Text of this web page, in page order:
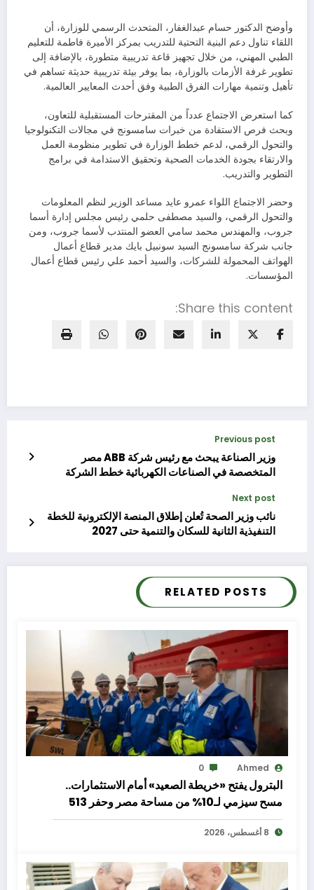
وأوضح الدكتور حسام عبدالغفار، المتحدث الرسمي للوزارة، أن
اللقاء تناول دعم البنية التحتية للتدريب بمركز الأميرة فاطمة للتعليم
الطبي المهني، من خلال تجهيز قاعة تدريبية متطورة، بالإضافة إلى
تطوير غرفة الأزمات بالوزارة، بما يوفر بيئة تدريبية حديثة تساهم في
تأهيل وتنمية مهارات الفرق الطبية وفق أحدث المعايير العالمية.
كما استعرض الاجتماع عدداً من المقترحات المستقبلية للتعاون،
وبحث فرص الاستفادة من خبرات سامسونج في مجالات التكنولوجيا
والتحول الرقمي، لدعم خطط الوزارة في تطوير منظومة العمل
والارتقاء بجودة الخدمات الصحية وتحقيق الاستدامة في برامج
التطوير والتدريب.
وحضر الاجتماع اللواء عمرو عايد مساعد الوزير لنظم المعلومات
والتحول الرقمي، والسيد مصطفى حلمي رئيس مجلس إدارة أسما
جروب، والمهندس محمد سامي العضو المنتدب لأسما جروب، ومن
جانب شركة سامسونج السيد سونبيل بايك مدير قطاع أعمال
الهواتف المحمولة للشركات، والسيد أحمد علي رئيس قطاع أعمال
المؤسسات.
Share this content:
Previous post
وزير الصناعة يبحث مع رئيس شركة ABB مصر
المتخصصة في الصناعات الكهربائية خطط الشركة
Next post
نائب وزير الصحة تُعلن إطلاق المنصة الإلكترونية للخطة
التنفيذية الثانية للسكان والتنمية حتى 2027
RELATED POSTS
Ahmed
0
البترول يفتح «خريطة الصعيد» أمام الاستثمارات..
مسح سيزمي لـ10% من مساحة مصر وحفر 513
بئرًا لتعزيز الإنتاج والاستكشاف
8 أغسطس، 2026